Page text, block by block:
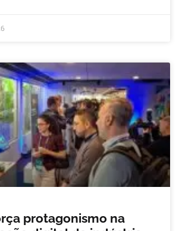
protagonismo na